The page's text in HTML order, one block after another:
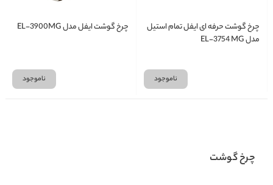
چرخ گوشت حرفه ای ایفل تمام استیل
مدل EL-3754 MG
ناموجود
چرخ گوشت ایفل مدل EL-3900MG
ناموجود
چرخ گوشت